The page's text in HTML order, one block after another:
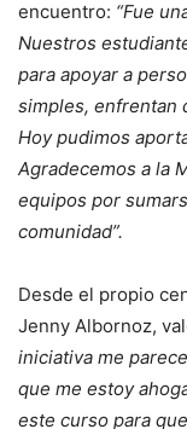
encuentro: “Fue
Nuestros
para apoyar a
simples, enfrentan
Hoy pudimos
Agradecemos a la
equipos por
comunidad”.
Desde el propio
Jenny Albornoz,
iniciativa me
que me estoy
este curso para